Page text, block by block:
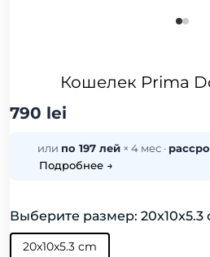
Кошелек Prima
790 lei
или по 197 лей × 4 мес ·
Подробнее →
Выберите размер: 20x10x5.3
20x10x5.3 cm